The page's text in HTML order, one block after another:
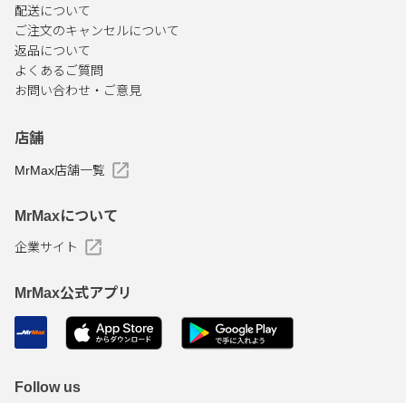
配送について
ご注文のキャンセルについて
返品について
よくあるご質問
お問い合わせ・ご意見
店舗
MrMax店舗一覧
MrMaxについて
企業サイト
MrMax公式アプリ
Follow us